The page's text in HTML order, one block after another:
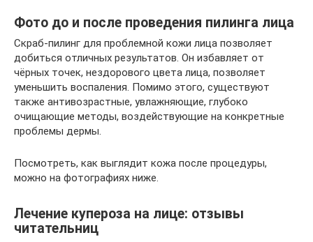
Фото до и после проведения пилинга лица
Скраб-пилинг для проблемной кожи лица позволяет
добиться отличных результатов. Он избавляет от
чёрных точек, нездорового цвета лица, позволяет
уменьшить воспаления. Помимо этого, существуют
также антивозрастные, увлажняющие, глубоко
очищающие методы, воздействующие на конкретные
проблемы дермы.
Посмотреть, как выглядит кожа после процедуры,
можно на фотографиях ниже.
Лечение купероза на лице: отзывы
читательниц